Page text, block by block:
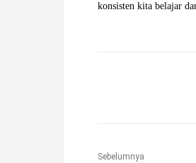
konsisten kita belajar
Sebelumnya